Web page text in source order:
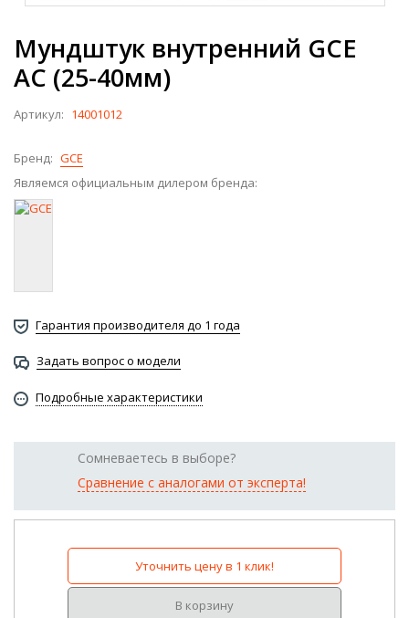
Мундштук внутренний GCE
AC (25-40мм)
Артикул: 14001012
Бренд: GCE
Являемся официальным дилером бренда:
Гарантия производителя до 1 года
Задать вопрос о модели
Подробные характеристики
Сомневаетесь в выборе?
Сравнение с аналогами от эксперта!
Уточнить цену в 1 клик!
В корзину